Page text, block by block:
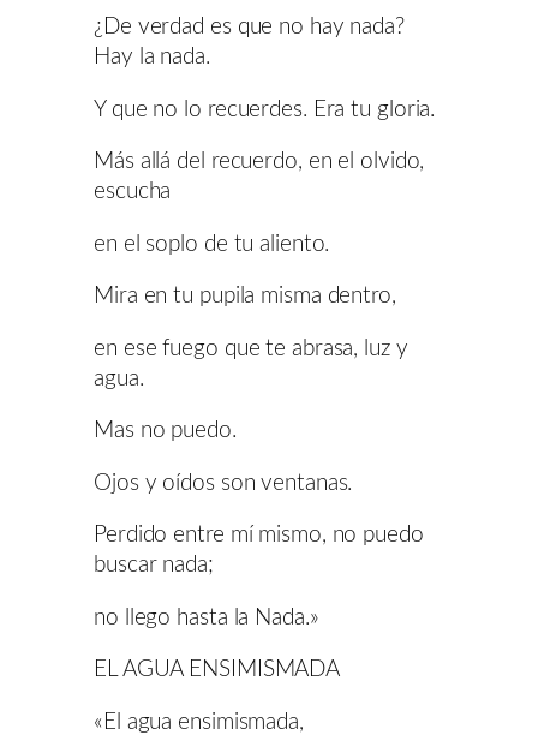
¿De verdad es que no hay nada?
Hay la nada.
Y que no lo recuerdes. Era tu gloria.
Más allá del recuerdo, en el olvido,
escucha
en el soplo de tu aliento.
Mira en tu pupila misma dentro,
en ese fuego que te abrasa, luz y
agua.
Mas no puedo.
Ojos y oídos son ventanas.
Perdido entre mí mismo, no puedo
buscar nada;
no llego hasta la Nada.»
EL AGUA ENSIMISMADA
«El agua ensimismada,